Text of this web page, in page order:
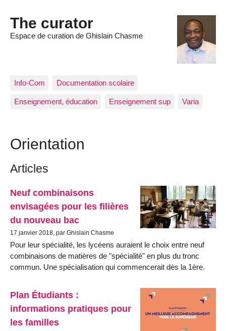
The curator
Espace de curation de Ghislain Chasme
Info-Com Documentation scolaire
Enseignement, éducation Enseignement sup Varia
Orientation
Articles
Neuf combinaisons
envisagées pour les filières
du nouveau bac
17 janvier 2018, par Ghislain Chasme
Pour leur spécialité, les lycéens auraient le choix entre neuf
combinaisons de matières de "spécialité" en plus du tronc
commun. Une spécialisation qui commencerait dès la 1ère.
Plan Étudiants :
informations pratiques pour
les familles